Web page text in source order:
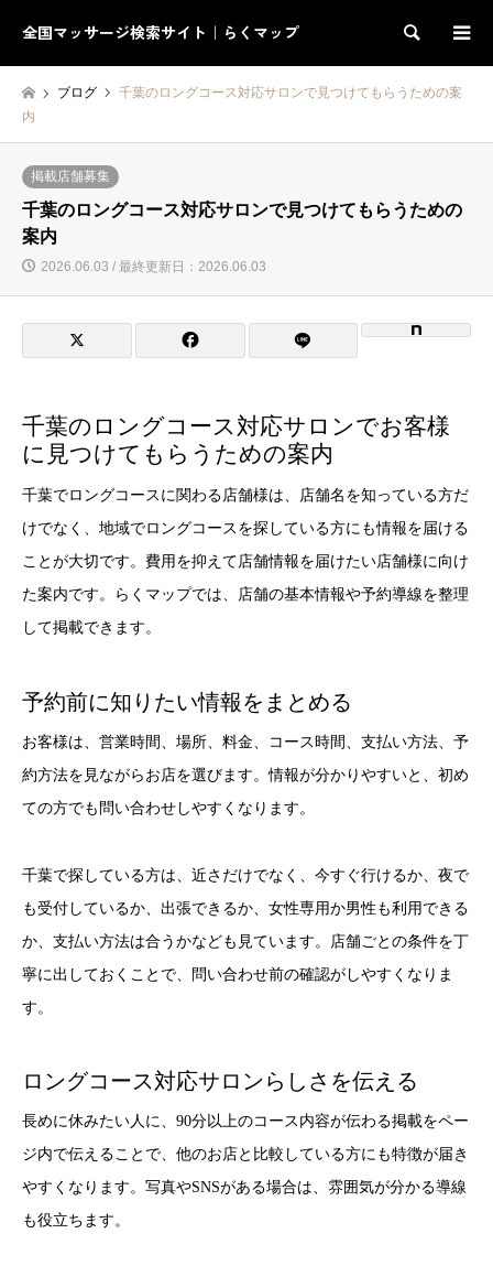
全国マッサージ検索サイト｜らくマップ 検索
ブログ
千葉のロングコース対応サロンで見つけてもらうための案
内
掲載店舗募集
千葉のロングコース対応サロンで見つけてもらうための
案内
2026.06.03 / 最終更新日：2026.06.03
千葉のロングコース対応サロンでお客様
に見つけてもらうための案内
千葉でロングコースに関わる店舗様は、店舗名を知っている方だ
けでなく、地域でロングコースを探している方にも情報を届ける
ことが大切です。費用を抑えて店舗情報を届けたい店舗様に向け
た案内です。らくマップでは、店舗の基本情報や予約導線を整理
して掲載できます。
予約前に知りたい情報をまとめる
お客様は、営業時間、場所、料金、コース時間、支払い方法、予
約方法を見ながらお店を選びます。情報が分かりやすいと、初め
ての方でも問い合わせしやすくなります。
千葉で探している方は、近さだけでなく、今すぐ行けるか、夜で
も受付しているか、出張できるか、女性専用か男性も利用できる
か、支払い方法は合うかなども見ています。店舗ごとの条件を丁
寧に出しておくことで、問い合わせ前の確認がしやすくなりま
す。
ロングコース対応サロンらしさを伝える
長めに休みたい人に、90分以上のコース内容が伝わる掲載をペー
ジ内で伝えることで、他のお店と比較している方にも特徴が届き
やすくなります。写真やSNSがある場合は、雰囲気が分かる導線
も役立ちます。